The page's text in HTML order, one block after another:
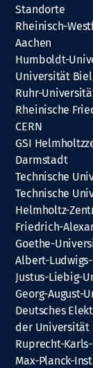
Standorte
Rheinisch-
Aachen
Humboldt-
Universität
Ruhr-
Rheinische
CERN
GSI
Darmstadt
Technische
Technische
Helmholtz-
Friedrich-
Goethe-
Albert-
Justus-Liebig-
Georg-August-
Deutsches
der Universität
Ruprecht-
Max-Planck-